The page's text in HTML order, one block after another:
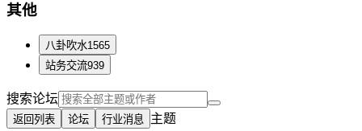
其他
八卦吹水1565
站务交流939
搜索论坛
返回列表 论坛 行业消息
主题